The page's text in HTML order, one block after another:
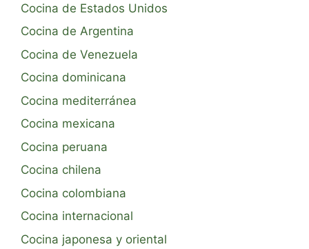
Cocina de Estados Unidos
Cocina de Argentina
Cocina de Venezuela
Cocina dominicana
Cocina mediterránea
Cocina mexicana
Cocina peruana
Cocina chilena
Cocina colombiana
Cocina internacional
Cocina japonesa y oriental